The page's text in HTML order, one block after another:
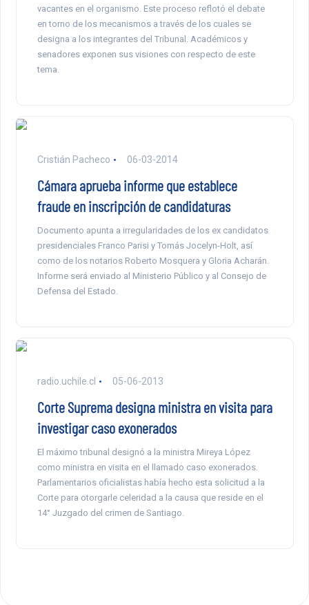
vacantes en el organismo. Este proceso reflotó el debate
en torno de los mecanismos a través de los cuales se
designa a los integrantes del Tribunal. Académicos y
senadores exponen sus visiones con respecto de este
tema.
Cristián Pacheco 06-03-2014
Cámara aprueba informe que establece
fraude en inscripción de candidaturas
Documento apunta a irregularidades de los ex candidatos
presidenciales Franco Parisi y Tomás Jocelyn-Holt, así
como de los notarios Roberto Mosquera y Gloria Acharán.
Informe será enviado al Ministerio Público y al Consejo de
Defensa del Estado.
radio.uchile.cl 05-06-2013
Corte Suprema designa ministra en visita para
investigar caso exonerados
El máximo tribunal designó a la ministra Mireya López
como ministra en visita en el llamado caso exonerados.
Parlamentarios oficialistas había hecho esta solicitud a la
Corte para otorgarle celeridad a la causa que reside en el
14° Juzgado del crimen de Santiago.